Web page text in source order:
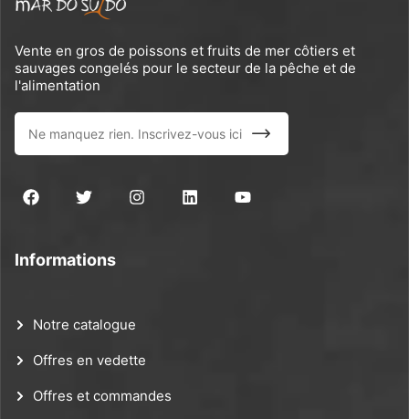
Vente en gros de poissons et fruits de mer côtiers et
sauvages congelés pour le secteur de la pêche et de
l'alimentation
Informations
Notre catalogue
Offres en vedette
Offres et commandes